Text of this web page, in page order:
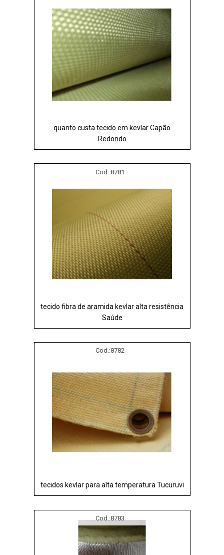
quanto custa tecido em kevlar Capão
Redondo
Cod.:8781
tecido fibra de aramida kevlar alta resistência
Saúde
Cod.:8782
tecidos kevlar para alta temperatura Tucuruvi
Cod.:8783